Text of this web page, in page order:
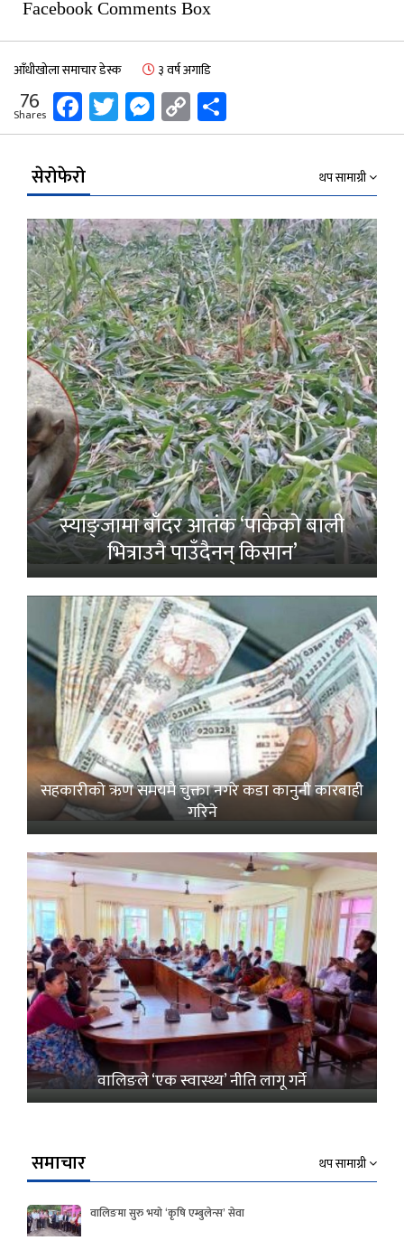
Facebook Comments Box
आँधीखोला समाचार डेस्क ३ वर्ष अगाडि
76
Shares Facebook
Twitter
Messenger
Copy
Link
सेरोफेरो थप सामाग्री
स्याङ्जामा बाँदर आतंक ‘पाकेको बाली
भित्राउनै पाउँदैनन् किसान’
सहकारीको ऋण समयमै चुक्ता नगरे कडा कानुनी कारबाही
गरिने
वालिङले ‘एक स्वास्थ्य’ नीति लागू गर्ने
समाचार थप सामाग्री
वालिङमा सुरु भयो ‘कृषि एम्बुलेन्स’ सेवा